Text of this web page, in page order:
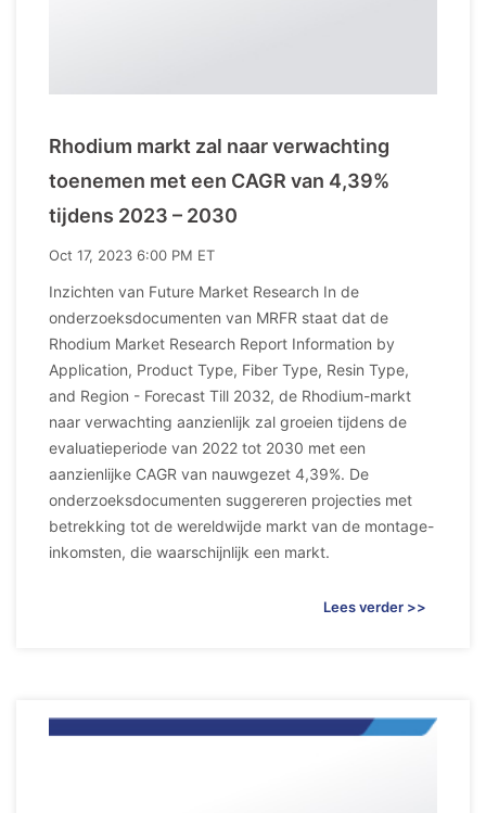
Rhodium markt zal naar verwachting
toenemen met een CAGR van 4,39%
tijdens 2023 – 2030
Oct 17, 2023 6:00 PM ET
Inzichten van Future Market Research In de
onderzoeksdocumenten van MRFR staat dat de
Rhodium Market Research Report Information by
Application, Product Type, Fiber Type, Resin Type,
and Region - Forecast Till 2032, de Rhodium-markt
naar verwachting aanzienlijk zal groeien tijdens de
evaluatieperiode van 2022 tot 2030 met een
aanzienlijke CAGR van nauwgezet 4,39%. De
onderzoeksdocumenten suggereren projecties met
betrekking tot de wereldwijde markt van de montage-
inkomsten, die waarschijnlijk een markt.
Lees verder >>